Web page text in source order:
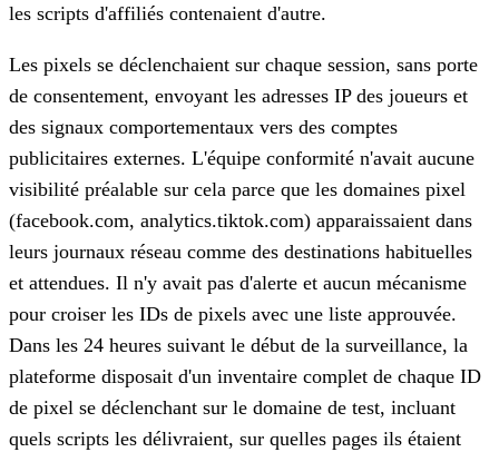
les scripts d'affiliés contenaient d'autre.
Les pixels se déclenchaient sur chaque session, sans porte
de consentement, envoyant les adresses IP des joueurs et
des signaux comportementaux vers des comptes
publicitaires externes. L'équipe conformité n'avait aucune
visibilité préalable sur cela parce que les domaines pixel
(facebook.com, analytics.tiktok.com) apparaissaient dans
leurs journaux réseau comme des destinations habituelles
et attendues. Il n'y avait pas d'alerte et aucun mécanisme
pour croiser les IDs de pixels avec une liste approuvée.
Dans les 24 heures suivant le début de la surveillance, la
plateforme disposait d'un inventaire complet de chaque ID
de pixel se déclenchant sur le domaine de test, incluant
quels scripts les délivraient, sur quelles pages ils étaient